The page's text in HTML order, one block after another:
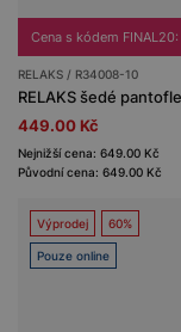
Cena s kódem FINAL20:
RELAKS / R34008-10
449.00 Kč
Nejnižší cena: 649.00 Kč
Původní cena: 649.00 Kč
Výprodej 60%
Pouze online